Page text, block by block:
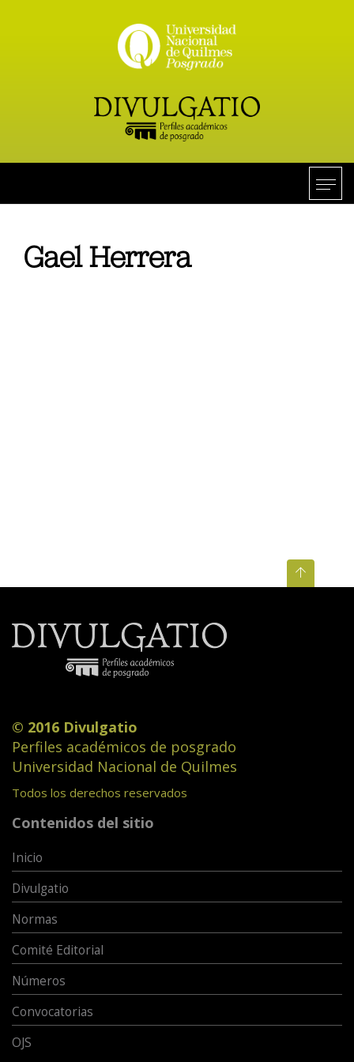
Gael Herrera
© 2016 Divulgatio
Perfiles académicos de posgrado
Universidad Nacional de Quilmes
Todos los derechos reservados
Contenidos del sitio
Inicio
Divulgatio
Normas
Comité Editorial
Números
Convocatorias
OJS